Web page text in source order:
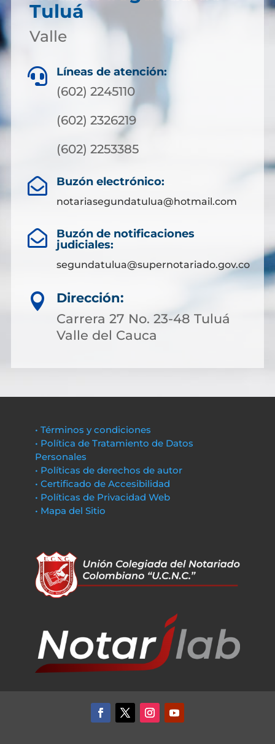
Tuluá
Valle
 Líneas de atención:
(602) 2245110
(602) 2326219
(602) 2253385
 Buzón electrónico:
notariasegundatulua@hotmail.com

Buzón de notificaciones
judiciales:
segundatulua@supernotariado.gov.co

Dirección:
Carrera 27 No. 23-48 Tuluá
Valle del Cauca
• Términos y condiciones
• Política de Tratamiento de Datos
Personales
• Políticas de derechos de autor
• Certificado de Accesibilidad
• Políticas de Privacidad Web
• Mapa del Sitio